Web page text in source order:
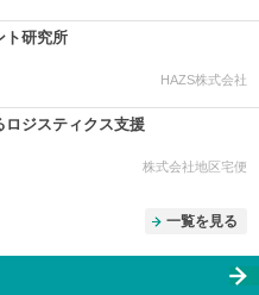
ト研究所
HAZS株式会社
ロジスティクス支援
株式会社地区宅便
一覧を見る